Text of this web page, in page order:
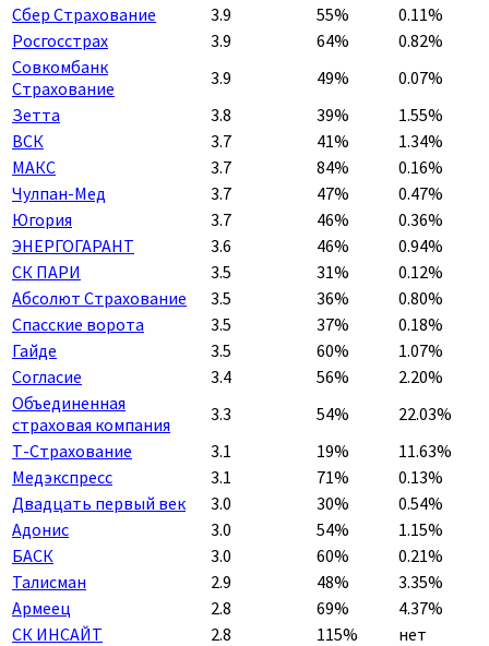
Сбер Страхование
3.9 55%
0.11%
Росгосстрах
3.9 64%
0.82%
Совкомбанк
Страхование
3.9 49%
0.07%
Зетта
3.8 39%
1.55%
ВСК
3.7 41%
1.34%
МАКС
3.7 84%
0.16%
Чулпан-Мед
3.7 47%
0.47%
Югория
3.7 46%
0.36%
ЭНЕРГОГАРАНТ
3.6 46%
0.94%
СК ПАРИ
3.5 31%
0.12%
Абсолют Страхование
3.5 36%
0.80%
Спасские ворота
3.5 37%
0.18%
Гайде
3.5 60%
1.07%
Согласие
3.4 56%
2.20%
Объединенная
страховая компания
3.3 54%
22.03%
Т-Страхование
3.1 19%
11.63%
Медэкспресс
3.1 71%
0.13%
Двадцать первый век
3.0 30%
0.54%
Адонис
3.0 54%
1.15%
БАСК
3.0 60%
0.21%
Талисман
2.9 48%
3.35%
Армеец
2.8 69%
4.37%
СК ИНСАЙТ
2.8 115%
нет